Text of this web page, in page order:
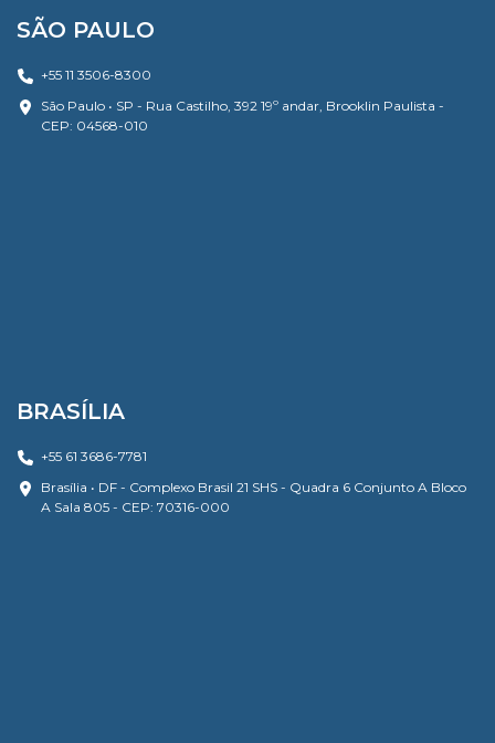
SÃO PAULO
+55 11 3506-8300
São Paulo • SP - Rua Castilho, 392 19º andar, Brooklin Paulista -
CEP: 04568-010
BRASÍLIA
+55 61 3686-7781
Brasília • DF - Complexo Brasil 21 SHS - Quadra 6 Conjunto A Bloco
A Sala 805 - CEP: 70316-000